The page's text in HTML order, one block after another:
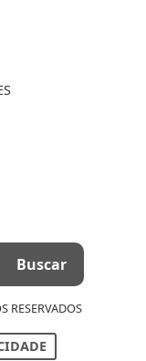
RESERVADOS
o acesso,